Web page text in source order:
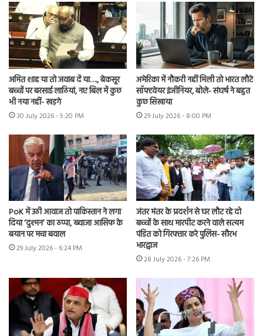
अमित शाह या तो जवाब दें या…., बेकसूर
बच्चों पर बरसाई लाठियां, नए बिल में कुछ
भी नया नहीं- खड़गे
30 July 2026 - 5:20 PM
अमेरिका में नौकरी नहीं मिली तो भारत लौटे
सॉफ्टवेयर इंजीनियर, बोले- संघर्ष ने बहुत
कुछ सिखाया
29 July 2026 - 8:00 PM
PoK में उठी आवाज तो पाकिस्तान ने लगा
दिया ‘दुश्मन’ का ठप्पा, ख्वाजा आसिफ के
बयान पर मचा बवाल
29 July 2026 - 6:24 PM
जंतर मंतर के प्रदर्शन से घर लौट रहे दो
बच्चों के साथ मारपीट करने वाले सत्यम
पंडित को गिरफ्तार करे पुलिस- सौरभ
भारद्वाज
28 July 2026 - 7:26 PM